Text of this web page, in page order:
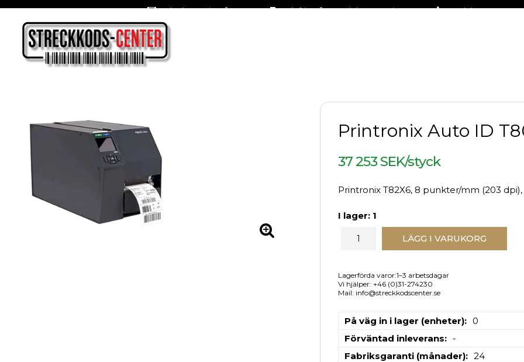
Oslagbara priser året om Fraktfritt på stora delar av sortimentet +46 (0)31-27 42 30
Printronix Auto ID
37 253 SEK/styck
Printronix T82X6, 8 punkter/mm (203 dpi),
I lager: 1
LÄGG I VARUKORG
Lagerförda varor:1–3 arbetsdagar
Vi hjälper: +46 (0)31-274230
Mail: info@streckkodscenter.se
På väg in i lager (enheter)
0
Förväntad inleverans
-
Fabriksgaranti (månader)
24